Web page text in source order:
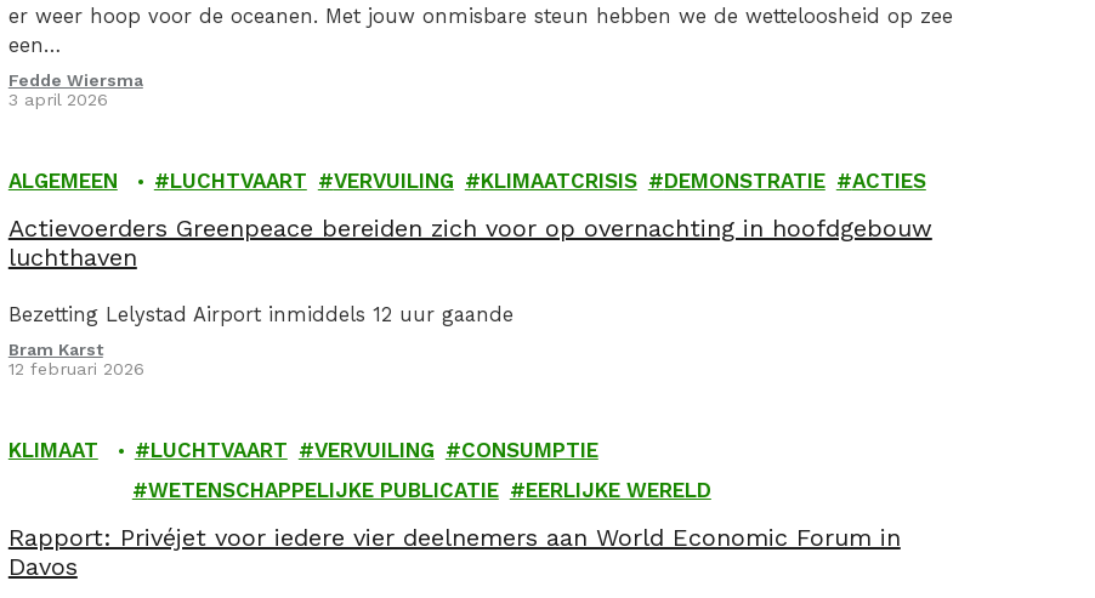
er weer hoop voor de oceanen. Met jouw onmisbare steun hebben we de wetteloosheid op zee
een…
Fedde Wiersma
3 april 2026
ALGEMEEN LUCHTVAART VERVUILING KLIMAATCRISIS DEMONSTRATIE ACTIES
Actievoerders Greenpeace bereiden zich voor op overnachting in hoofdgebouw
luchthaven
Bezetting Lelystad Airport inmiddels 12 uur gaande
Bram Karst
12 februari 2026
KLIMAAT LUCHTVAART VERVUILING
CONSUMPTIE
WETENSCHAPPELIJKE PUBLICATIE
EERLIJKE WERELD
Rapport: Privéjet voor iedere vier deelnemers aan World Economic Forum in
Davos